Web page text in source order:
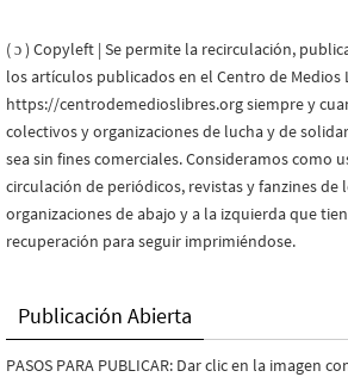
( ɔ ) Copyleft | Se permite la recirculación,
los artículos publicados en el Centro de Medios
https://centrodemedioslibres.org siempre y
colectivos y organizaciones de lucha y de
sea sin fines comerciales. Consideramos como
circulación de periódicos, revistas y fanzines de
organizaciones de abajo y a la izquierda que
recuperación para seguir imprimiéndose.
Publicación Abierta
PASOS PARA PUBLICAR: Dar clic en la imagen